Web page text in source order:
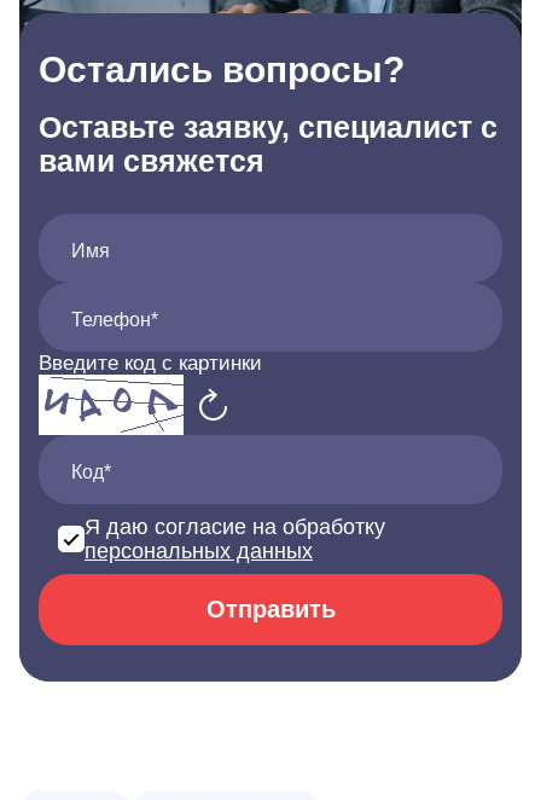
Остались вопросы?
Оставьте заявку, специалист с
вами свяжется
Имя
Телефон*
Введите код с картинки
Код*
Я даю согласие на обработку
персональных данных
Отправить